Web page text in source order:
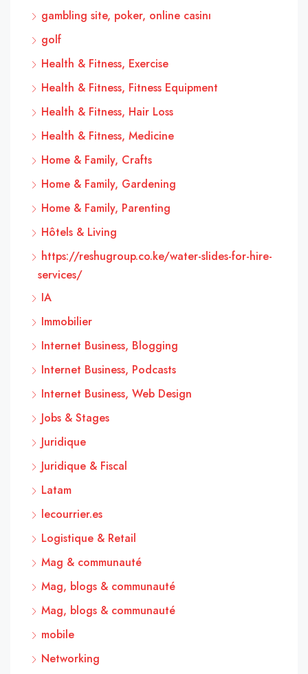
gambling site, poker, online casinı
golf
Health & Fitness, Exercise
Health & Fitness, Fitness Equipment
Health & Fitness, Hair Loss
Health & Fitness, Medicine
Home & Family, Crafts
Home & Family, Gardening
Home & Family, Parenting
Hôtels & Living
https://reshugroup.co.ke/water-slides-for-hire-
services/
IA
Immobilier
Internet Business, Blogging
Internet Business, Podcasts
Internet Business, Web Design
Jobs & Stages
Juridique
Juridique & Fiscal
Latam
lecourrier.es
Logistique & Retail
Mag & communauté
Mag, blogs & communauté
Mag, blogs & communauté
mobile
Networking